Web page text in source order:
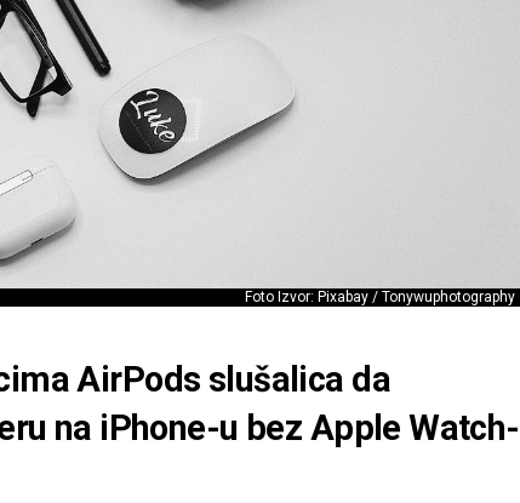
Foto Izvor: Pixabay / Tonywuphotography
AirPods slušalica da
na iPhone-u bez Apple Watch-